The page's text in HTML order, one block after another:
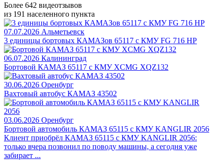
Более 642 видеотзывов
из 191 населенного пункта
07.07.2026 Альметьевск
3 единицы бортовых КАМАЗов 65117 с КМУ FG 716 HP
06.07.2026 Калининград
Бортовой КАМАЗ 65117 с КМУ XCMG XQZ132
30.06.2026 Оренбург
Вахтовый автобус КАМАЗ 43502
03.06.2026 Оренбург
Бортовой автомобиль КАМАЗ 65115 с КМУ KANGLIR 2056
Клиент приобрёл КАМАЗ 65115 с КМУ KANGLIR 2056:
только вчера позвонил по поводу машины, а сегодня уже
забирает ...